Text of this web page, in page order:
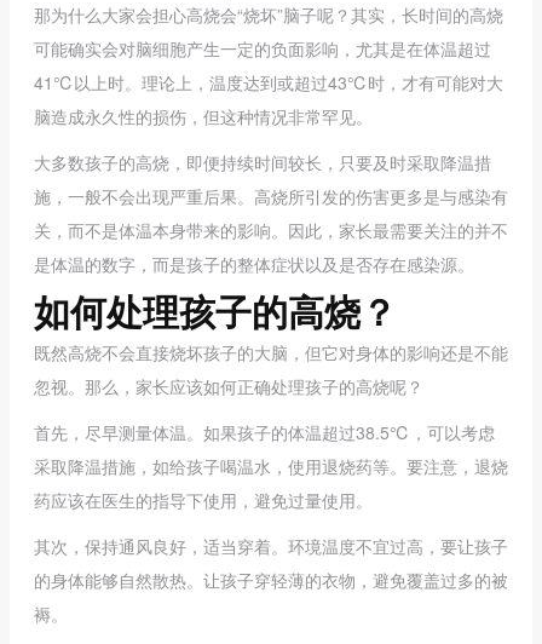
那为什么大家会担心高烧会“烧坏”脑子呢？其实，长时间的高烧
可能确实会对脑细胞产生一定的负面影响，尤其是在体温超过
41℃以上时。理论上，温度达到或超过43℃时，才有可能对大
脑造成永久性的损伤，但这种情况非常罕见。
大多数孩子的高烧，即便持续时间较长，只要及时采取降温措
施，一般不会出现严重后果。高烧所引发的伤害更多是与感染有
关，而不是体温本身带来的影响。因此，家长最需要关注的并不
是体温的数字，而是孩子的整体症状以及是否存在感染源。
如何处理孩子的高烧？
既然高烧不会直接烧坏孩子的大脑，但它对身体的影响还是不能
忽视。那么，家长应该如何正确处理孩子的高烧呢？
首先， 尽早测量体温。如果孩子的体温超过38.5℃，可以考虑
采取降温措施，如给孩子喝温水，使用退烧药等。要注意，退烧
药应该在医生的指导下使用，避免过量使用。
其次， 保持通风良好，适当穿着。环境温度不宜过高，要让孩子
的身体能够自然散热。让孩子穿轻薄的衣物，避免覆盖过多的被
褥。